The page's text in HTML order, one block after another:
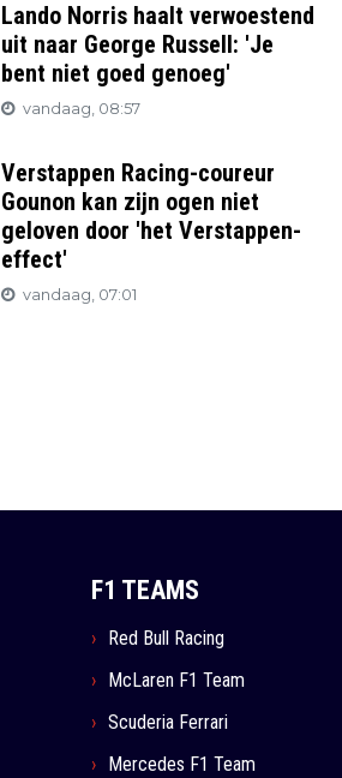
Lando Norris haalt verwoestend
uit naar George Russell: 'Je
bent niet goed genoeg'
vandaag, 08:57
Verstappen Racing-coureur
Gounon kan zijn ogen niet
geloven door 'het Verstappen-
effect'
vandaag, 07:01
F1 TEAMS
Red Bull Racing
McLaren F1 Team
Scuderia Ferrari
Mercedes F1 Team